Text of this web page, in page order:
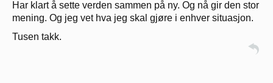
Har klart å sette verden sammen på ny. Og nå gir den stor
mening. Og jeg vet hva jeg skal gjøre i enhver situasjon.
Tusen takk.